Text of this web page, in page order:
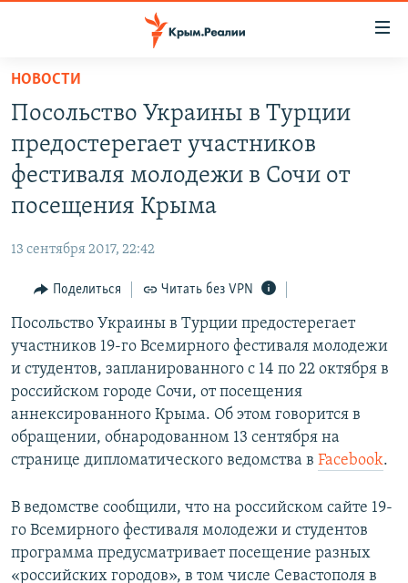
Вернуться
основному
содержанию
Вернутся
главной
Вернутся
поиску
КАРТА ВОЕННЫХ ОБЪЕКТОВ КРЫМА
ВОДА
ИНТЕРАКТИВ
ИНФОГРАФИКА
ТЕЛЕПРОЕКТ КРЫМ.РЕАЛИИ
СОВЕТЫ ПРАВОЗАЩИТНИКОВ
ПРОПАВШИЕ БЕЗ ВЕСТИ
ПОБЕДИТЕЛЕЙ НЕ СУДЯТ?
КРЫМ.НЕПОКОРЕННЫЙ
УКРАИНСКАЯ ПРОБЛЕМА КРЫМА
РАДІО СВОБОДА
КАК ОБОЙТИ БЛОКИРОВКУ
Українською
Qırımtatar
ПРИСОЕДИНЯЙТЕСЬ!
Все сайты RFE/RL
НОВОСТИ
Посольство Украины в Турции
предостерегает участников
фестиваля молодежи в Сочи от
посещения Крыма
13 сентября 2017, 22:42
Поделиться Читать без VPN
Посольство Украины в Турции предостерегает
участников 19-го Всемирного фестиваля молодежи
и студентов, запланированного с 14 по 22 октября в
российском городе Сочи, от посещения
аннексированного Крыма. Об этом говорится в
обращении, обнародованном 13 сентября на
странице дипломатического ведомства в Facebook.
В ведомстве сообщили, что на российском сайте 19-
го Всемирного фестиваля молодежи и студентов
программа предусматривает посещение разных
«российских городов», в том числе Севастополя в